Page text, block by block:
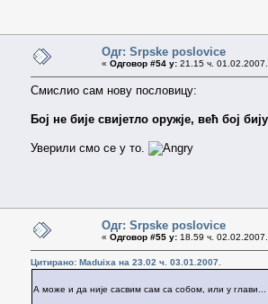
Одг: Srpske poslovice
« Одговор #54 у: 21.15 ч.
Смислио сам нову пословицу:
Бој не бије свијетло оружје, већ бој
Уверили смо се у то.
Одг: Srpske poslovice
« Одговор #55 у: 18.59 ч.
Цитирано: Maduixa на 23.02 ч. 03.01.2007.
А може и да није сасвим сам са собом, или у глави...